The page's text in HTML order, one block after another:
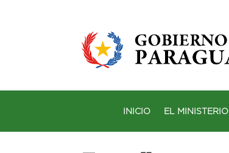
INICIO EL MINISTERIO